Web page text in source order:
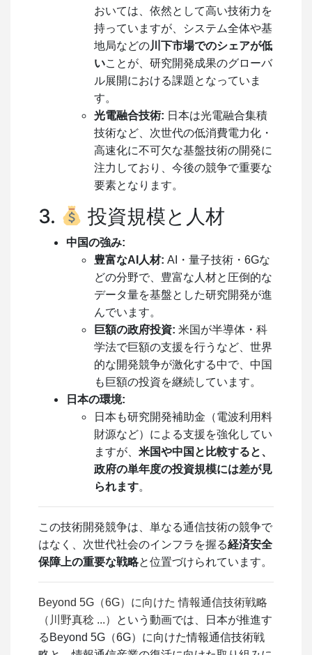
おいては、依然として高い技術力を
持っていますが、システム全体や基
地局などの川下市場でのシェアが低
いことが、研究開発成果のグローバ
ル展開における課題となっていま
す。
光電融合技術: 日本は光電融合集積
技術など、次世代の低消費電力化・
高速化に不可欠な基盤技術の開発に
注力しており、今後の競争で重要な
要素となります。
3. 投資規模と人材
中国の強み:
豊富なAI人材: AI・量子技術・6Gな
どの分野で、豊富な人材と圧倒的な
データ量を基盤とした研究開発が進
んでいます。
巨額の政府投資: 米国が半導体・科
学法で巨額の支援を行うなど、世界
的な開発競争が激化する中で、中国
も巨額の投資を継続しています。
日本の環境:
日本も研究開発補助金（電波利用料
財源など）による支援を強化してい
ますが、 米国や中国と比較すると、
政府の単年度の投資規模には差が見
られます。
この技術開発競争は、単なる通信技術の競争で
はなく、次世代社会のインフラを握る経済安全
保障上の重要な戦略と位置づけられています。
Beyond 5G（6G）に向けた 情報通信技術戦略
（川野真稔 ...）
という動画では、日本が推進す
るBeyond 5G（6G）に向けた情報通信技術戦